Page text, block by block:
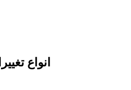
انواع